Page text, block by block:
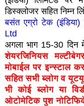
डिस्क्लोजर सहित निम्न
बसंत एग्रो टेक
Ltd
अगला भाग 15-30 दिन
शेयरजिनियस
मोबाईल पर इन्स्टाल
सहित सभी ब्लोग व
भी कोई ब्लोग या
ओटोमेटिक पुश